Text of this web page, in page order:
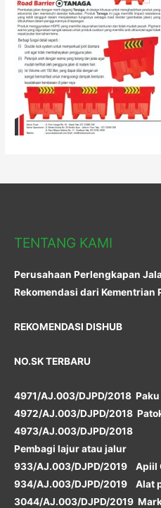
TENTANG KAMI
Perusahaan Perlengkapan
Rekomendasi dari Kementrian
REKOMENDASI DISHUB
NO.SK TERBARU
4971/AJ.003/DJPD/2018
4972/AJ.003/DJPD/2018
4973/AJ.003/DJPD/2018
Pembagi lajur atau jalur
933/AJ.003/DJPD/2019 Apiil
934/AJ.003/DJPD/2019 Alat
3044/AJ.003/DJPD/2019